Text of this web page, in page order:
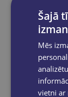
Latvia
Free
Share on
Šajā
Mēs
vietni ar